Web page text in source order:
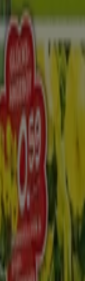
Verfügung,
Angebote
inHoffeldstr. 58
die neuesten
Sie die aktuellsten
auf
für Ihre
Geschäft von
und ein
Erkunden Sie
für Sie bereithalten,
von
Blumen Risse
uns und
Andere Geschäfte
Unternehmen,
erfindet.